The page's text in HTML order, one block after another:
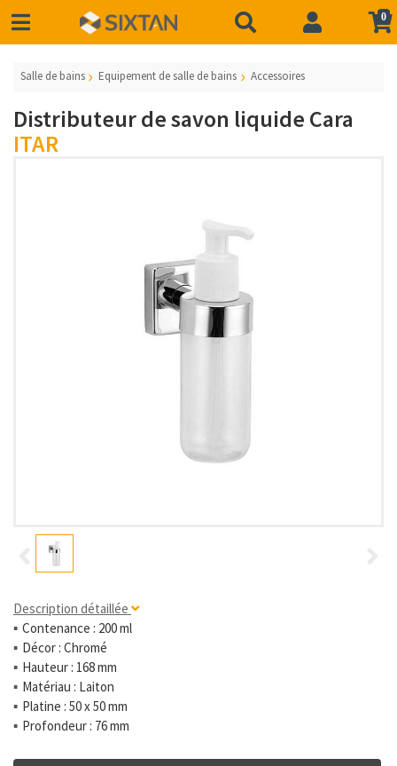
0
Salle de bains Equipement de salle de bains Accessoires
Distributeur de savon liquide Cara
ITAR
Description détaillée
Contenance : 200 ml
Décor : Chromé
Hauteur : 168 mm
Matériau : Laiton
Platine : 50 x 50 mm
Profondeur : 76 mm